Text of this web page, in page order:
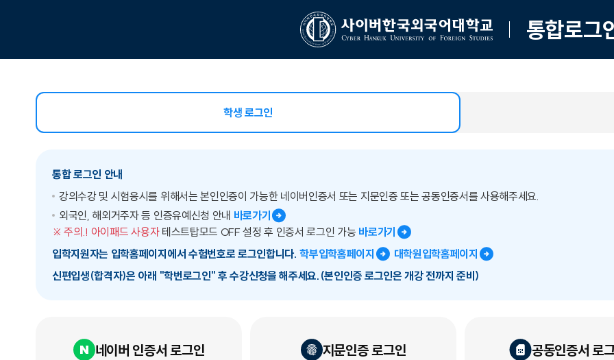
통합로그
학생 로그인
선택됨
통합 로그인 안내
강의수강 및 시험응시를 위해서는 본인인증이 가능한 네이버인증서 또는 지문인증 또는 공동인증서를 사용해주세요.
외국인, 해외거주자 등 인증유예신청 안내 바로가기
※ 주의.! 아이패드 사용자테스트탑모드 OFF 설정 후 인증서 로그인 가능 바로가기
입학지원자는 입학홈페이지에서 수험번호로 로그인합니다.학부입학홈페이지
대학원입학홈페이지
신편입생(합격자)은 아래 "학번로그인" 후 수강신청을 해주세요.(본인인증 로그인은 개강 전까지 준비)
네이버 인증서 로그인 지문인증 로그인 공동인증서 로